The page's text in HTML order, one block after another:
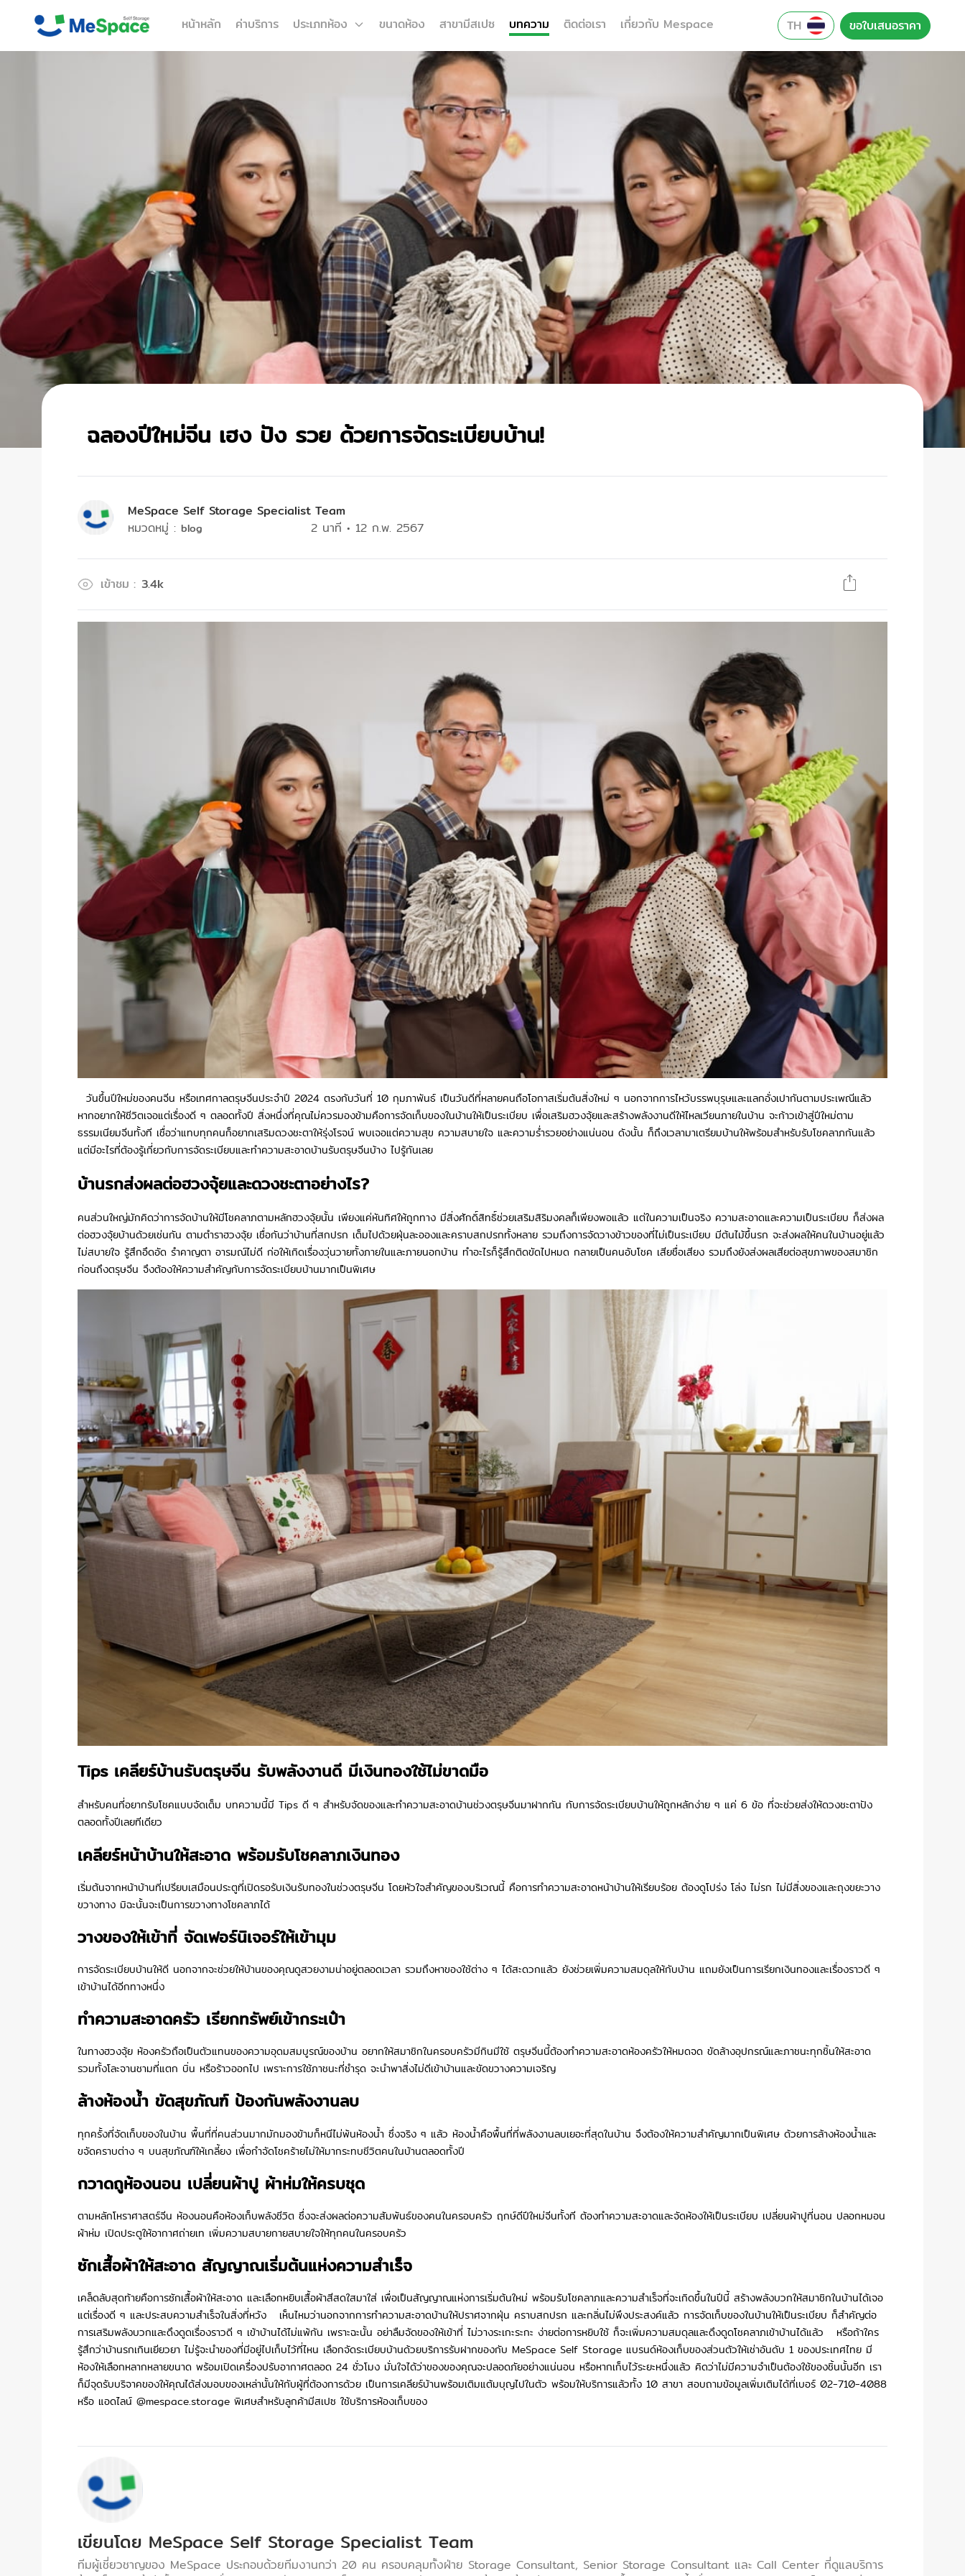
หน้าหลัก ค่าบริการ ประเภทห้อง ขนาดห้อง สาขามีสเปซ บทความ ติดต่อเรา เกี่ยวกับ Mespace ขอใบเสนอราคา
TH
ฉลองปีใหม่จีน เฮง ปัง รวย ด้วยการจัดระเบียบบ้าน!
MeSpace Self Storage Specialist Team
หมวดหมู่ : blog 2 นาที • 12 ก.พ. 2567
เข้าชม : 3.4k
วันขึ้นปีใหม่ของคนจีน หรือเทศกาลตรุษจีนประจำปี 2024 ตรงกับวันที่ 10 กุมภาพันธ์ เป็นวันดีที่หลายคนถือโอกาสเริ่มต้นสิ่งใหม่ ๆ นอกจากการไหว้บรรพบุรุษและแลกอั่งเปากันตามประเพณีแล้ว
หากอยากให้ชีวิตเจอแต่เรื่องดี ๆ ตลอดทั้งปี สิ่งหนึ่งที่คุณไม่ควรมองข้ามคือการจัดเก็บของในบ้านให้เป็นระเบียบ เพื่อเสริมฮวงจุ้ยและสร้างพลังงานดีให้ไหลเวียนภายในบ้าน จะก้าวเข้าสู่ปีใหม่ตาม
ธรรมเนียมจีนทั้งที เชื่อว่าแทบทุกคนก็อยากเสริมดวงชะตาให้รุ่งโรจน์ พบเจอแต่ความสุข ความสบายใจ และความร่ำรวยอย่างแน่นอน ดังนั้น ก็ถึงเวลามาเตรียมบ้านให้พร้อมสำหรับรับโชคลาภกันแล้ว
แต่มีอะไรที่ต้องรู้เกี่ยวกับการจัดระเบียบและทำความสะอาดบ้านรับตรุษจีนบ้าง ไปรู้กันเลย
บ้านรกส่งผลต่อฮวงจุ้ยและดวงชะตาอย่างไร?
คนส่วนใหญ่มักคิดว่าการจัดบ้านให้มีโชคลาภตามหลักฮวงจุ้ยนั้น เพียงแค่หันทิศให้ถูกทาง มีสิ่งศักดิ์สิทธิ์ช่วยเสริมสิริมงคลก็เพียงพอแล้ว แต่ในความเป็นจริง ความสะอาดและความเป็นระเบียบ ก็ส่งผล
ต่อฮวงจุ้ยบ้านด้วยเช่นกัน ตามตำราฮวงจุ้ย เชื่อกันว่าบ้านที่สกปรก เต็มไปด้วยฝุ่นละอองและคราบสกปรกทั้งหลาย รวมถึงการจัดวางข้าวของที่ไม่เป็นระเบียบ มีต้นไม้ขึ้นรก จะส่งผลให้คนในบ้านอยู่แล้ว
ไม่สบายใจ รู้สึกอึดอัด รำคาญตา อารมณ์ไม่ดี ก่อให้เกิดเรื่องวุ่นวายทั้งภายในและภายนอกบ้าน ทำอะไรก็รู้สึกติดขัดไปหมด กลายเป็นคนอับโชค เสียชื่อเสียง รวมถึงยังส่งผลเสียต่อสุขภาพของสมาชิก
ก่อนถึงตรุษจีน จึงต้องให้ความสำคัญกับการจัดระเบียบบ้านมากเป็นพิเศษ
Tips เคลียร์บ้านรับตรุษจีน รับพลังงานดี มีเงินทองใช้ไม่ขาดมือ
สำหรับคนที่อยากรับโชคแบบจัดเต็ม บทความนี้มี Tips ดี ๆ สำหรับจัดของและทำความสะอาดบ้านช่วงตรุษจีนมาฝากกัน กับการจัดระเบียบบ้านให้ถูกหลักง่าย ๆ แค่ 6 ข้อ ที่จะช่วยส่งให้ดวงชะตาปัง
ตลอดทั้งปีเลยทีเดียว
เคลียร์หน้าบ้านให้สะอาด พร้อมรับโชคลาภเงินทอง
เริ่มต้นจากหน้าบ้านที่เปรียบเสมือนประตูที่เปิดรอรับเงินรับทองในช่วงตรุษจีน โดยหัวใจสำคัญของบริเวณนี้ คือการทำความสะอาดหน้าบ้านให้เรียบร้อย ต้องดูโปร่ง โล่ง ไม่รก ไม่มีสิ่งของและถุงขยะวาง
ขวางทาง มิฉะนั้นจะเป็นการขวางทางโชคลาภได้
วางของให้เข้าที่ จัดเฟอร์นิเจอร์ให้เข้ามุม
การจัดระเบียบบ้านให้ดี นอกจากจะช่วยให้บ้านของคุณดูสวยงามน่าอยู่ตลอดเวลา รวมถึงหาของใช้ต่าง ๆ ได้สะดวกแล้ว ยังช่วยเพิ่มความสมดุลให้กับบ้าน แถมยังเป็นการเรียกเงินทองและเรื่องราวดี ๆ
เข้าบ้านได้อีกทางหนึ่ง
ทำความสะอาดครัว เรียกทรัพย์เข้ากระเป๋า
ในทางฮวงจุ้ย ห้องครัวถือเป็นตัวแทนของความอุดมสมบูรณ์ของบ้าน อยากให้สมาชิกในครอบครัวมีกินมีใช้ ตรุษจีนนี้ต้องทำความสะอาดห้องครัวให้หมดจด ขัดล้างอุปกรณ์และภาชนะทุกชิ้นให้สะอาด
รวมทั้งโละจานชามที่แตก บิ่น หรือร้าวออกไป เพราะการใช้ภาชนะที่ชำรุด จะนำพาสิ่งไม่ดีเข้าบ้านและขัดขวางความเจริญ
ล้างห้องน้ำ ขัดสุขภัณฑ์ ป้องกันพลังงานลบ
ทุกครั้งที่จัดเก็บของในบ้าน พื้นที่ที่คนส่วนมากมักมองข้ามก็หนีไม่พ้นห้องน้ำ ซึ่งจริง ๆ แล้ว ห้องน้ำคือพื้นที่ที่พลังงานลบเยอะที่สุดในบ้าน จึงต้องให้ความสำคัญมากเป็นพิเศษ ด้วยการล้างห้องน้ำและ
ขจัดคราบต่าง ๆ บนสุขภัณฑ์ให้เกลี้ยง เพื่อกำจัดโชคร้ายไม่ให้มากระทบชีวิตคนในบ้านตลอดทั้งปี
กวาดถูห้องนอน เปลี่ยนผ้าปู ผ้าห่มให้ครบชุด
ตามหลักโหราศาสตร์จีน ห้องนอนคือห้องเก็บพลังชีวิต ซึ่งจะส่งผลต่อความสัมพันธ์ของคนในครอบครัว ฤกษ์ดีปีใหม่จีนทั้งที ต้องทำความสะอาดและจัดห้องให้เป็นระเบียบ เปลี่ยนผ้าปูที่นอน ปลอกหมอน
ผ้าห่ม เปิดประตูให้อากาศถ่ายเท เพิ่มความสบายกายสบายใจให้ทุกคนในครอบครัว
ซักเสื้อผ้าให้สะอาด สัญญาณเริ่มต้นแห่งความสำเร็จ
เคล็ดลับสุดท้ายคือการซักเสื้อผ้าให้สะอาด และเลือกหยิบเสื้อผ้าสีสดใสมาใส่ เพื่อเป็นสัญญาณแห่งการเริ่มต้นใหม่ พร้อมรับโชคลาภและความสำเร็จที่จะเกิดขึ้นในปีนี้ สร้างพลังบวกให้สมาชิกในบ้านได้เจอ
แต่เรื่องดี ๆ และประสบความสำเร็จในสิ่งที่หวัง เห็นไหมว่านอกจากการทำความสะอาดบ้านให้ปราศจากฝุ่น คราบสกปรก และกลิ่นไม่พึงประสงค์แล้ว การจัดเก็บของในบ้านให้เป็นระเบียบ ก็สำคัญต่อ
การเสริมพลังบวกและดึงดูดเรื่องราวดี ๆ เข้าบ้านได้ไม่แพ้กัน เพราะฉะนั้น อย่าลืมจัดของให้เข้าที่ ไม่วางระเกะระกะ ง่ายต่อการหยิบใช้ ก็จะเพิ่มความสมดุลและดึงดูดโชคลาภเข้าบ้านได้แล้ว หรือถ้าใคร
รู้สึกว่าบ้านรกเกินเยียวยา ไม่รู้จะนำของที่มีอยู่ไปเก็บไว้ที่ไหน เลือกจัดระเบียบบ้านด้วยบริการรับฝากของกับ MeSpace Self Storage แบรนด์ห้องเก็บของส่วนตัวให้เช่าอันดับ 1 ของประเทศไทย มี
ห้องให้เลือกหลากหลายขนาด พร้อมเปิดเครื่องปรับอากาศตลอด 24 ชั่วโมง มั่นใจได้ว่าของของคุณจะปลอดภัยอย่างแน่นอน หรือหากเก็บไว้ระยะหนึ่งแล้ว คิดว่าไม่มีความจำเป็นต้องใช้ของชิ้นนั้นอีก เรา
ก็มีจุดรับบริจาคของให้คุณได้ส่งมอบของเหล่านั้นให้กับผู้ที่ต้องการด้วย เป็นการเคลียร์บ้านพร้อมเติมแต้มบุญไปในตัว พร้อมให้บริการแล้วทั้ง 10 สาขา สอบถามข้อมูลเพิ่มเติมได้ที่เบอร์ 02-710-4088
หรือ แอดไลน์​ @mespace.storage พิเศษสำหรับลูกค้ามีสเปซ ใช้บริการห้องเก็บของ
เขียนโดย MeSpace Self Storage Specialist Team
ทีมผู้เชี่ยวชาญของ MeSpace ประกอบด้วยทีมงานกว่า 20 คน ครอบคลุมทั้งฝ่าย Storage Consultant, Senior Storage Consultant และ Call Center ที่ดูแลบริการ